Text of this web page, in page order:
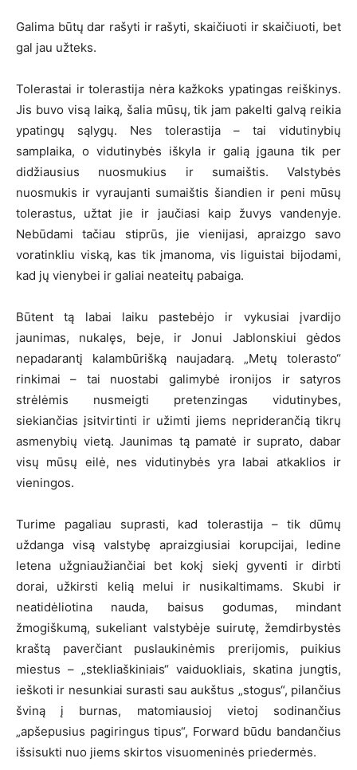
Galima būtų dar rašyti ir rašyti, skaičiuoti ir skaičiuoti, bet
gal jau užteks.
Tolerastai ir tolerastija nėra kažkoks ypatingas reiškinys.
Jis buvo visą laiką, šalia mūsų, tik jam pakelti galvą reikia
ypatingų sąlygų. Nes tolerastija – tai vidutinybių
samplaika, o vidutinybės iškyla ir galią įgauna tik per
didžiausius nuosmukius ir sumaištis. Valstybės
nuosmukis ir vyraujanti sumaištis šiandien ir peni mūsų
tolerastus, užtat jie ir jaučiasi kaip žuvys vandenyje.
Nebūdami tačiau stiprūs, jie vienijasi, apraizgo savo
voratinkliu viską, kas tik įmanoma, vis liguistai bijodami,
kad jų vienybei ir galiai neateitų pabaiga.
Būtent tą labai laiku pastebėjo ir vykusiai įvardijo
jaunimas, nukalęs, beje, ir Jonui Jablonskiui gėdos
nepadarantį kalambūrišką naujadarą. „Metų tolerasto“
rinkimai – tai nuostabi galimybė ironijos ir satyros
strėlėmis nusmeigti pretenzingas vidutinybes,
siekiančias įsitvirtinti ir užimti jiems nepriderančią tikrų
asmenybių vietą. Jaunimas tą pamatė ir suprato, dabar
visų mūsų eilė, nes vidutinybės yra labai atkaklios ir
vieningos.
Turime pagaliau suprasti, kad tolerastija – tik dūmų
uždanga visą valstybę apraizgiusiai korupcijai, ledine
letena užgniaužiančiai bet kokį siekį gyventi ir dirbti
dorai, užkirsti kelią melui ir nusikaltimams. Skubi ir
neatidėliotina nauda, baisus godumas, mindant
žmogiškumą, sukeliant valstybėje suirutę, žemdirbystės
kraštą paverčiant puslaukinėmis prerijomis, puikius
miestus – „stekliaškiniais“ vaiduokliais, skatina jungtis,
ieškoti ir nesunkiai surasti sau aukštus „stogus“, pilančius
šviną į burnas, matomiausioj vietoj sodinančius
„apšepusius pagiringus tipus“, Forward būdu bandančius
išsisukti nuo jiems skirtos visuomeninės priedermės.